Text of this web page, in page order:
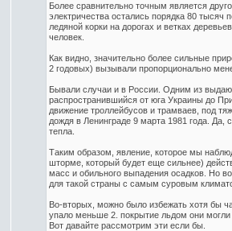
Более сравнительно точным является
электричества остались порядка 80
ледяной корки на дорогах и ветках
человек.
Как видно, значительно более сильные
2 годовых) вызывали пропорционально
Бывали случаи и в России. Одним из
распространившийся от юга Украины до
движение троллейбусов и трамваев, под
дождя в Ленинграде 9 марта 1981 года. Да,
тепла.
Таким образом, явление, которое мы
шторме, который будет еще сильнее)
масс и обильного выпадения осадков. Но
для такой страны с самым суровым
Во-вторых, можно было избежать хотя бы
упало меньше 2. покрытие льдом они
Вот давайте рассмотрим эти если бы.